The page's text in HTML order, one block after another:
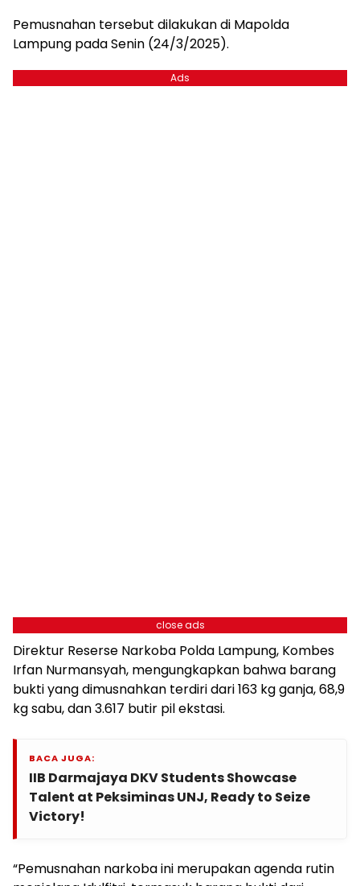
Pemusnahan tersebut dilakukan di Mapolda
Lampung pada Senin (24/3/2025).
Ads
close ads
Direktur Reserse Narkoba Polda Lampung, Kombes
Irfan Nurmansyah, mengungkapkan bahwa barang
bukti yang dimusnahkan terdiri dari 163 kg ganja, 68,9
kg sabu, dan 3.617 butir pil ekstasi.
BACA JUGA:
IIB Darmajaya DKV Students Showcase
Talent at Peksiminas UNJ, Ready to Seize
Victory!
“Pemusnahan narkoba ini merupakan agenda rutin